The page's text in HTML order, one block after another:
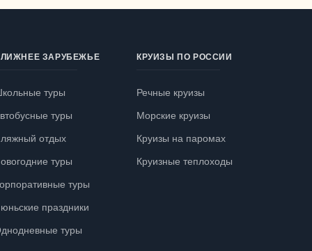
ЗАРУБЕЖЬЕ
туры
туры
отдых
туры
туры
праздники
туры
КРУИЗЫ ПО РОССИИ
Речные круизы
Морские круизы
Круизы на паромах
Круизные теплоходы